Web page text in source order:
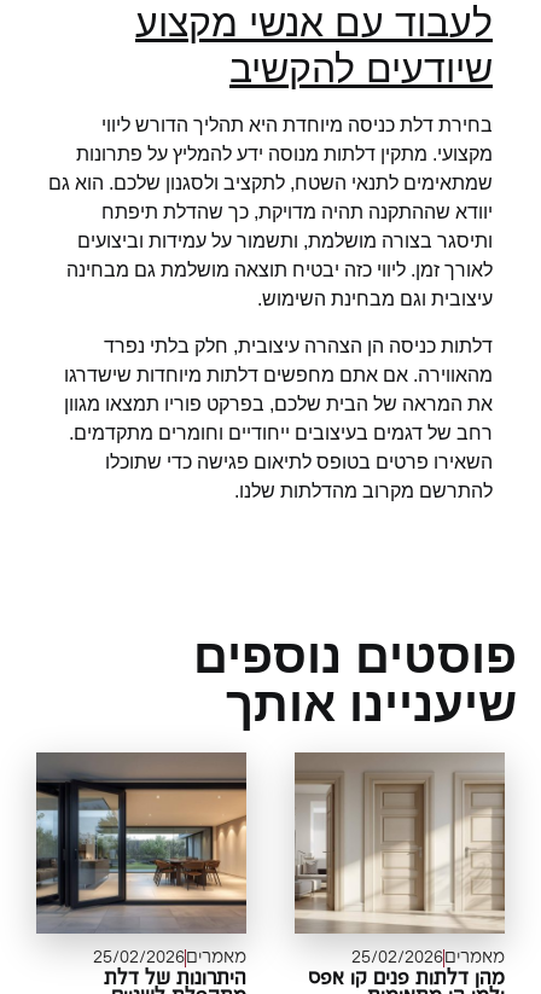
לעבוד עם אנשי מקצוע
שיודעים להקשיב
בחירת דלת כניסה מיוחדת היא תהליך הדורש ליווי
מקצועי. מתקין דלתות מנוסה ידע להמליץ על פתרונות
שמתאימים לתנאי השטח, לתקציב ולסגנון שלכם. הוא גם
יוודא שההתקנה תהיה מדויקת, כך שהדלת תיפתח
ותיסגר בצורה מושלמת, ותשמור על עמידות וביצועים
לאורך זמן. ליווי כזה יבטיח תוצאה מושלמת גם מבחינה
עיצובית וגם מבחינת השימוש.
דלתות כניסה הן הצהרה עיצובית, חלק בלתי נפרד
מהאווירה. אם אתם מחפשים דלתות מיוחדות שישדרגו
את המראה של הבית שלכם, בפרקט פוריו תמצאו מגוון
רחב של דגמים בעיצובים ייחודיים וחומרים מתקדמים.
השאירו פרטים בטופס לתיאום פגישה כדי שתוכלו
להתרשם מקרוב מהדלתות שלנו.
נוספים
אותך
25/02/2026
דלתות פנים קו אפס
מאמרים25/02/2026
היתרונות של דלת